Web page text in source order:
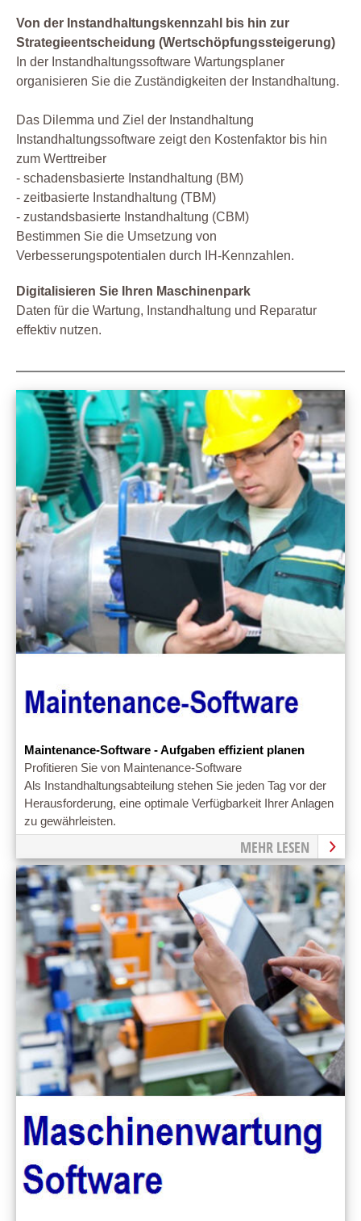
Von der Instandhaltungskennzahl bis hin zur
Strategieentscheidung (Wertschöpfungssteigerung)
In der Instandhaltungssoftware Wartungsplaner
organisieren Sie die Zuständigkeiten der Instandhaltung.
Das Dilemma und Ziel der Instandhaltung
Instandhaltungssoftware zeigt den Kostenfaktor bis hin
zum Werttreiber
- schadensbasierte Instandhaltung (BM)
- zeitbasierte Instandhaltung (TBM)
- zustandsbasierte Instandhaltung (CBM)
Bestimmen Sie die Umsetzung von
Verbesserungspotentialen durch IH-Kennzahlen.
Digitalisieren Sie Ihren Maschinenpark
Daten für die Wartung, Instandhaltung und Reparatur
effektiv nutzen.
Maintenance-Software - Aufgaben effizient planen
Profitieren Sie von Maintenance-Software
Als Instandhaltungsabteilung stehen Sie jeden Tag vor der
Herausforderung, eine optimale Verfügbarkeit Ihrer Anlagen
zu gewährleisten.
MEHR LESEN